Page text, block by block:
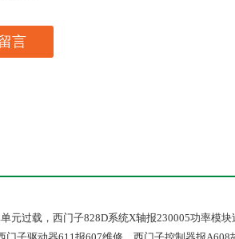
言
元过载，西门子828D系统X轴报230005功率模块